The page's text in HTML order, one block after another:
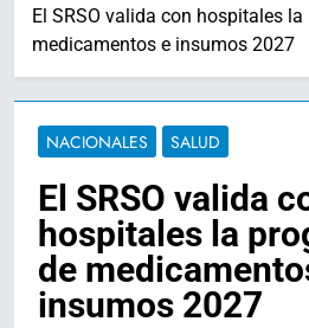
El SRSO valida con hospitales
medicamentos e insumos 2027
NACIONALES SALUD
El SRSO valida
hospitales la
de
insumos 2027